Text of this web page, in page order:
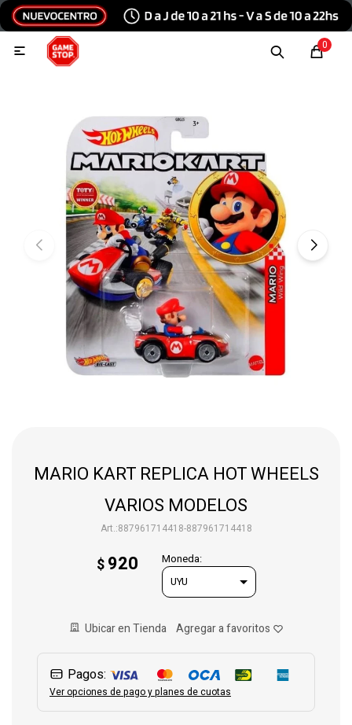
0

MARIO KART REPLICA HOT WHEELS
VARIOS MODELOS
887961714418-887961714418
$ 920 Moneda:
Ubicar en Tienda
Pagos:
Ver opciones de pago y planes de cuotas
Tecnología e Informática
Audio y video
Conexiones
Consolas y videojuegos
Gaming
Juguetes